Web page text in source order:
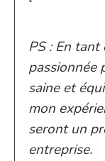
PS : En
passionnée
saine et
mon
seront un
entreprise.